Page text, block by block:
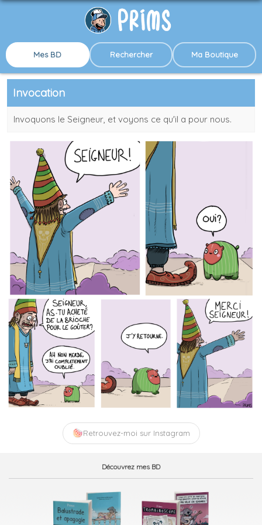
Mes BD Rechercher Ma Boutique
Invocation
Invoquons le Seigneur, et voyons ce qu'il a pour nous.
Retrouvez-moi sur Instagram
Découvrez mes BD